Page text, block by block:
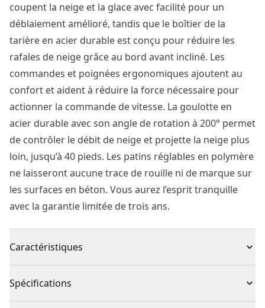
coupent la neige et la glace avec facilité pour un
déblaiement amélioré, tandis que le boîtier de la
tarière en acier durable est conçu pour réduire les
rafales de neige grâce au bord avant incliné. Les
commandes et poignées ergonomiques ajoutent au
confort et aident à réduire la force nécessaire pour
actionner la commande de vitesse. La goulotte en
acier durable avec son angle de rotation à 200° permet
de contrôler le débit de neige et projette la neige plus
loin, jusqu’à 40 pieds. Les patins réglables en polymère
ne laisseront aucune trace de rouille ni de marque sur
les surfaces en béton. Vous aurez l’esprit tranquille
avec la garantie limitée de trois ans.
Caractéristiques
208 cm3
Spécifications